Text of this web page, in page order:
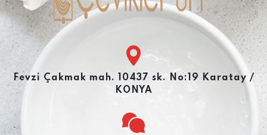
Fevzi Çakmak mah. 10437 sk. No:19 Karatay /
KONYA